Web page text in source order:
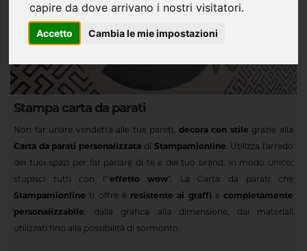
capire da dove arrivano i nostri visitatori.
Accetto Cambia le mie impostazioni
Stampa carta da parati
Non far urlare vendetta alle tue pareti, decora con stile grazie alla
Carta da parati personalizzata di Stampamionline. Utilizza l'arredo
dei tuoi spazi per far parlare di te e del tuo brand, in modo unico;
stupisci tutti con l'"effetto wow". La Carta da parati che
Stampamionline ti offre è resistente ai graffi e completamente
personalizzabile: dalla grafica alla dimensione, dai materiali
utilizzati fino alla possibilità di sormonto.